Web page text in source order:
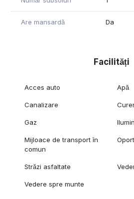
Are mansardă Da
Facilități
Acces auto Apă
Canalizare
Gaz
Mijloace de transport în
comun
Străzi asfaltate
Vedere spre munte